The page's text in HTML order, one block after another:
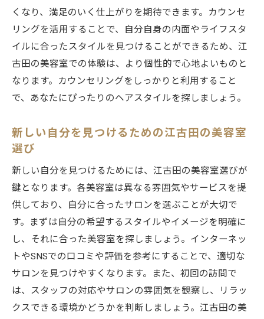
くなり、満足のいく仕上がりを期待できます。カウンセ
リングを活用することで、自分自身の内面やライフスタ
イルに合ったスタイルを見つけることができるため、江
古田の美容室での体験は、より個性的で心地よいものと
なります。カウンセリングをしっかりと利用すること
で、あなたにぴったりのヘアスタイルを探しましょう。
新しい自分を見つけるための江古田の美容室
選び
新しい自分を見つけるためには、江古田の美容室選びが
鍵となります。各美容室は異なる雰囲気やサービスを提
供しており、自分に合ったサロンを選ぶことが大切で
す。まずは自分の希望するスタイルやイメージを明確に
し、それに合った美容室を探しましょう。インターネッ
トやSNSでの口コミや評価を参考にすることで、適切な
サロンを見つけやすくなります。また、初回の訪問で
は、スタッフの対応やサロンの雰囲気を観察し、リラッ
クスできる環境かどうかを判断しましょう。江古田の美